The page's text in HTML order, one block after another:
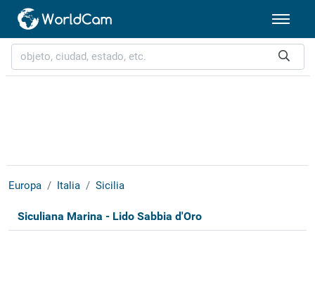
Europa Italia Sicilia
Siculiana Marina - Lido Sabbia d'Oro